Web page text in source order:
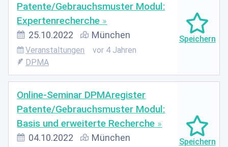
Patente/Gebrauchsmuster Modul:
Expertenrecherche
25.10.2022 München
Veranstaltungen
vor 4 Jahren
DPMA
Online-Seminar DPMAregister
Patente/Gebrauchsmuster Modul:
Basis und erweiterte Recherche
04.10.2022 München